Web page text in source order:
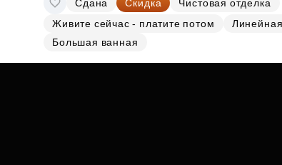
Субсидии
Сдана Скидка
Чистовая отделка
Живите сейчас - платите потом
Большая ванная